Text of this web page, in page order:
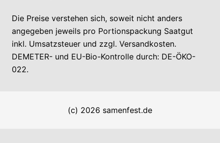
Die Preise verstehen sich, soweit nicht anders
angegeben jeweils pro Portionspackung Saatgut
inkl. Umsatzsteuer und zzgl. Versandkosten.
DEMETER- und EU-Bio-Kontrolle durch: DE-ÖKO-
022.
(c) 2026 samenfest.de